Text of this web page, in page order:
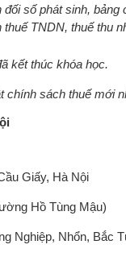
số phát sinh,
TNDN, thuế thu
kết thúc khóa học.
sách thuế mới
Giấy, Hà Nội
Hồ Tùng Mậu)
Nghiệp, Nhổn, Bắc